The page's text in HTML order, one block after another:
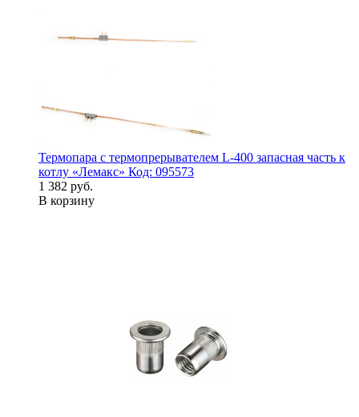
Термопара с термопрерывателем L-400 запасная часть к
котлу «Лемакс» Код: 095573
1 382 руб.
В корзину